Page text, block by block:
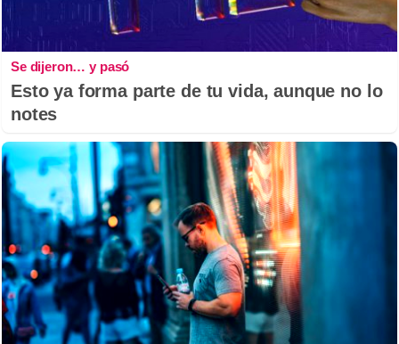
Se dijeron… y pasó
Esto ya forma parte de tu vida, aunque no lo
notes